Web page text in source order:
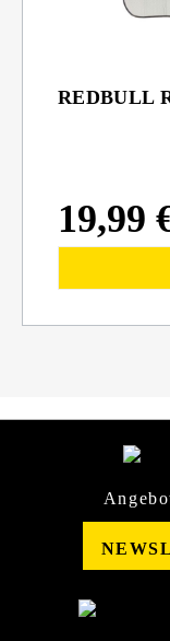
REDBULL
19,99